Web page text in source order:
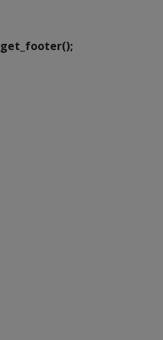
get_footer();